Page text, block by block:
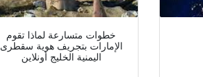
خطوات متسارعة لماذا تقوم
الإمارات بتجريف هوية سقطرى
اليمنية الخليج أونلاين